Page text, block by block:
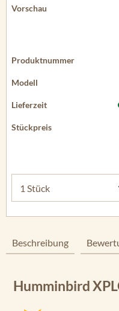
Beschreibung
Humminbird